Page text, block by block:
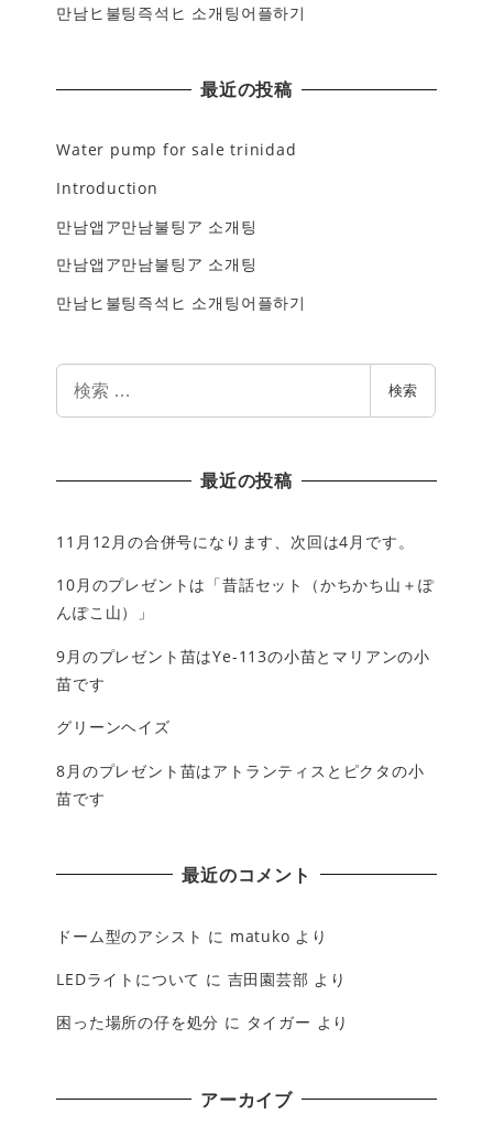
만남ヒ불팅즉석ヒ 소개팅어플하기
最近の投稿
Water pump for sale trinidad
Introduction
만남앱ア만남불팅ア 소개팅
만남앱ア만남불팅ア 소개팅
만남ヒ불팅즉석ヒ 소개팅어플하기
検索
最近の投稿
11月12月の合併号になります、次回は4月です。
10月のプレゼントは「昔話セット（かちかち山＋ぽ
んぽこ山）」
9月のプレゼント苗はYe-113の小苗とマリアンの小
苗です
グリーンヘイズ
8月のプレゼント苗はアトランティスとピクタの小
苗です
最近のコメント
ドーム型のアシスト に matuko より
LEDライトについて に 吉田園芸部 より
困った場所の仔を処分 に タイガー より
アーカイブ